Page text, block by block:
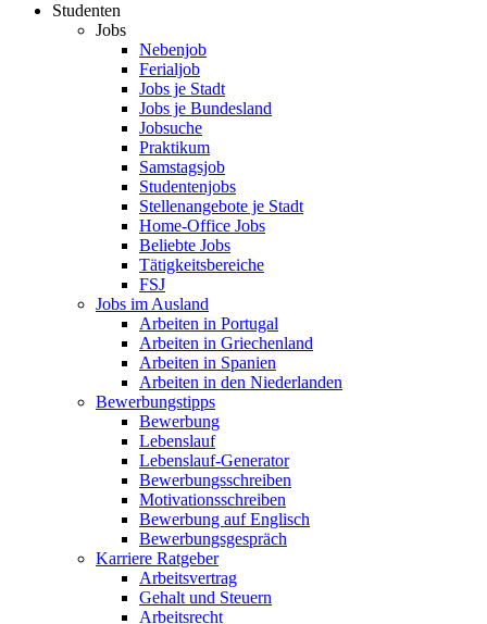
Studenten
Jobs
Nebenjob
Ferialjob
Jobs je Stadt
Jobs je Bundesland
Jobsuche
Praktikum
Samstagsjob
Studentenjobs
Stellenangebote je Stadt
Home-Office Jobs
Beliebte Jobs
Tätigkeitsbereiche
FSJ
Jobs im Ausland
Arbeiten in Portugal
Arbeiten in Griechenland
Arbeiten in Spanien
Arbeiten in den Niederlanden
Bewerbungstipps
Bewerbung
Lebenslauf
Lebenslauf-Generator
Bewerbungsschreiben
Motivationsschreiben
Bewerbung auf Englisch
Bewerbungsgespräch
Karriere Ratgeber
Arbeitsvertrag
Gehalt und Steuern
Arbeitsrecht